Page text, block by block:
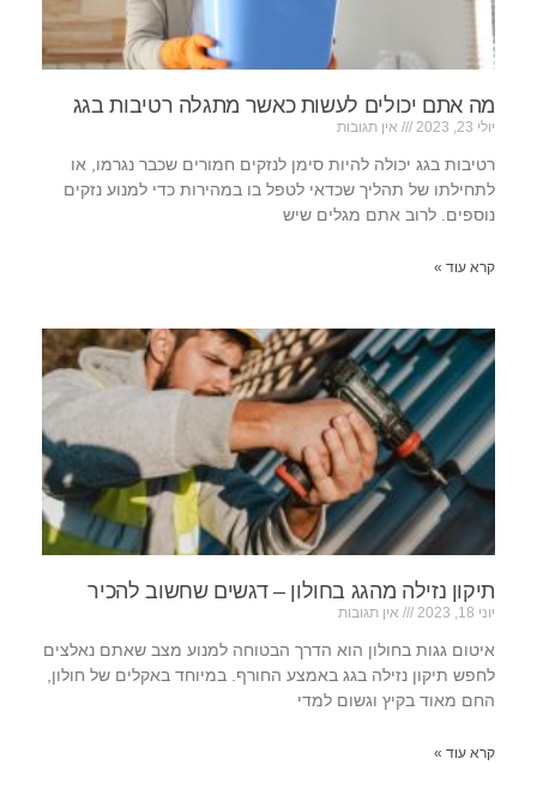
מה אתם יכולים לעשות כאשר מתגלה רטיבות בגג
יולי 23, 2023 אין תגובות
רטיבות בגג יכולה להיות סימן לנזקים חמורים שכבר נגרמו, או
לתחילתו של תהליך שכדאי לטפל בו במהירות כדי למנוע נזקים
נוספים. לרוב אתם מגלים שיש
קרא עוד »
תיקון נזילה מהגג בחולון – דגשים שחשוב להכיר
יוני 18, 2023 אין תגובות
איטום גגות בחולון הוא הדרך הבטוחה למנוע מצב שאתם נאלצים
לחפש תיקון נזילה בגג באמצע החורף. במיוחד באקלים של חולון,
החם מאוד בקיץ וגשום למדי
קרא עוד »